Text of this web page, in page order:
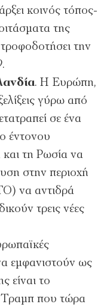
κοινός τόπος-
της
την
. Η Ευρώπη,
γύρω από
σε ένα
έντονου
τη Ρωσία να
στην περιοχή
να αντιδρά
τρεις νέες
εµφανιστούν ως
είναι το
Τραµπ που τώρα